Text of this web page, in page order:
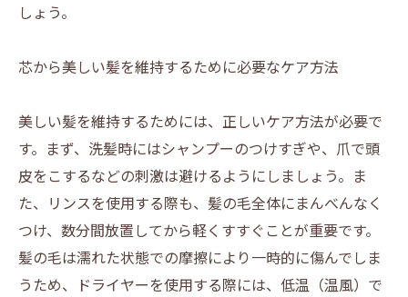
しょう。
芯から美しい髪を維持するために必要なケア方法
美しい髪を維持するためには、正しいケア方法が必要で
す。まず、洗髪時にはシャンプーのつけすぎや、爪で頭
皮をこするなどの刺激は避けるようにしましょう。ま
た、リンスを使用する際も、髪の毛全体にまんべんなく
つけ、数分間放置してから軽くすすぐことが重要です。
髪の毛は濡れた状態での摩擦により一時的に傷んでしま
うため、ドライヤーを使用する際には、低温（温風）で